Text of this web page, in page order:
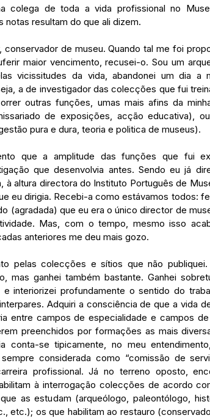
colega de toda a vida profissional no
notas resultam do que ali dizem.
conservador de museu. Quando tal me foi
maior vencimento, recusei-o. Sou um
vicissitudes da vida, abandonei um dia a
a de investigador das colecções que fui
outras funções, umas mais afins da
de exposições, acção educativa),
pura e dura, teoria e politica de museus).
que a amplitude das funções que fui
que desenvolvia antes. Sendo eu já
à altura directora do Instituto Português de
eu dirigia. Recebi-a como estávamos todos:
(agradada) que eu era o único director de
Mas, com o tempo, mesmo isso
anteriores me deu mais gozo.
pelas colecções e sítios que não
mas ganhei também bastante. Ganhei
interiorizei profundamente o sentido do
Adquiri a consciência de que a vida
entre campos de especialidade e campos de
preenchidos por formações as mais
conta-se tipicamente, no meu
considerada como “comissão de
profissional. Já no terreno oposto,
à interrogação colecções de acordo
as estudam (arqueólogo, paleontólogo,
etc.); os que habilitam ao restauro